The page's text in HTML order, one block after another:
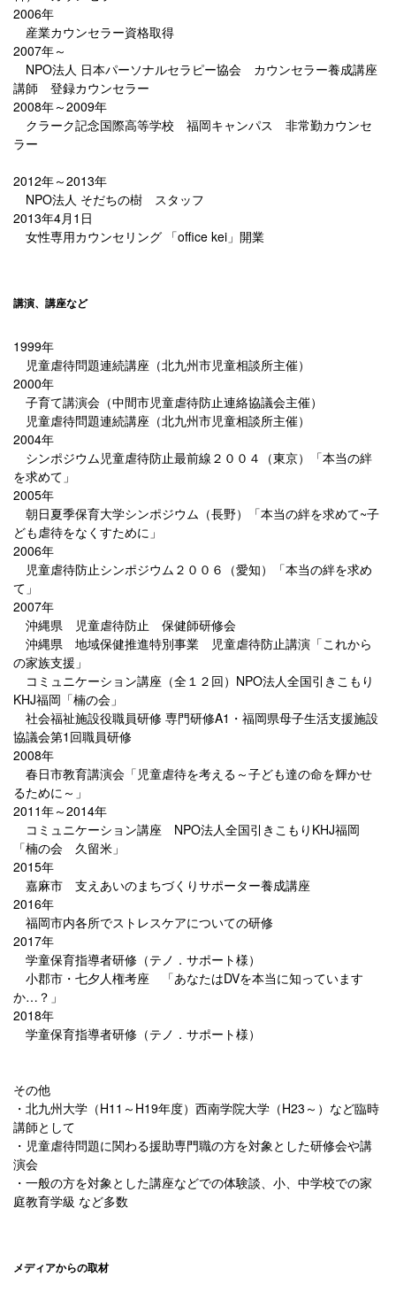
2006年
産業カウンセラー資格取得
2007年～
NPO法人 日本パーソナルセラピー協会 カウンセラー養成講座
講師 登録カウンセラー
2008年～2009年
クラーク記念国際高等学校 福岡キャンパス 非常勤カウンセ
ラー
2012年～2013年
NPO法人 そだちの樹 スタッフ
2013年4月1日
女性専用カウンセリング 「office kei」開業
講演、講座など
1999年
児童虐待問題連続講座（北九州市児童相談所主催）
2000年
子育て講演会（中間市児童虐待防止連絡協議会主催）
児童虐待問題連続講座（北九州市児童相談所主催）
2004年
シンポジウム児童虐待防止最前線２００４（東京）「本当の絆
を求めて」
2005年
朝日夏季保育大学シンポジウム（長野）「本当の絆を求めて~子
ども虐待をなくすために」
2006年
児童虐待防止シンポジウム２００６（愛知）「本当の絆を求め
て」
2007年
沖縄県 児童虐待防止 保健師研修会
沖縄県 地域保健推進特別事業 児童虐待防止講演「これから
の家族支援」
コミュニケーション講座（全１２回）NPO法人全国引きこもり
KHJ福岡「楠の会」
社会福祉施設役職員研修 専門研修A1・福岡県母子生活支援施設
協議会第1回職員研修
2008年
春日市教育講演会「児童虐待を考える～子ども達の命を輝かせ
るために～」
2011年～2014年
コミュニケーション講座 NPO法人全国引きこもりKHJ福岡
「楠の会 久留米」
2015年
嘉麻市 支えあいのまちづくりサポーター養成講座
2016年
福岡市内各所でストレスケアについての研修
2017年
学童保育指導者研修（テノ．サポート様）
小郡市・七夕人権考座 「あなたはDVを本当に知っています
か…？」
2018年
学童保育指導者研修（テノ．サポート様）
その他
・北九州大学（H11～H19年度）西南学院大学（H23～）など臨時
講師として
・児童虐待問題に関わる援助専門職の方を対象とした研修会や講
演会
・一般の方を対象とした講座などでの体験談、小、中学校での家
庭教育学級 など多数
メディアからの取材